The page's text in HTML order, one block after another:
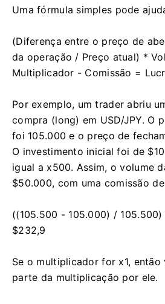
Uma fórmula simples pode
(Diferença entre o preço de
da operação / Preço atual) *
Multiplicador - Comissão =
Por exemplo, um trader abriu
compra (long) em USD/JPY. O
foi 105.000 e o preço de
O investimento inicial foi de
igual a x500. Assim, o volume
$50.000, com uma comissão
((105.500 - 105.000) /
$232,9
Se o multiplicador for x1,
parte da multiplicação por ele.